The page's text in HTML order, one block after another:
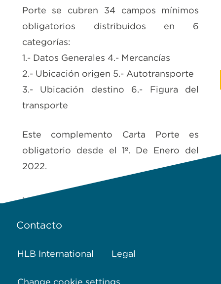
Porte se cubren 34 campos mínimos
obligatorios distribuidos en 6
categorías:
1.- Datos Generales 4.- Mercancías
2.- Ubicación origen 5.- Autotransporte
3.- Ubicación destino 6.- Figura del
transporte
Este complemento Carta Porte es
obligatorio desde el 1º. De Enero del
2022.
.
Contacto
HLB International Legal
Change cookie settings